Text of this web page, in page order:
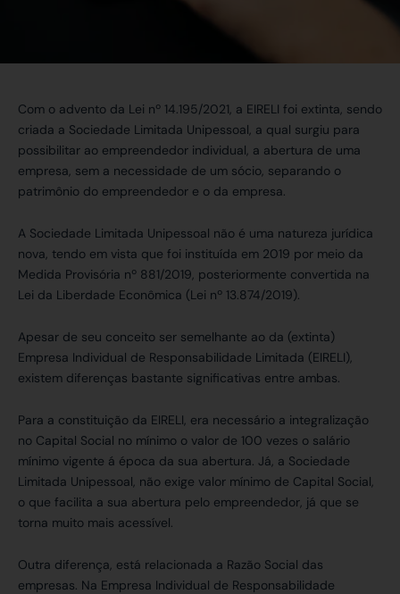
Com o advento da Lei nº 14.195/2021, a EIRELI foi extinta, sendo
criada a Sociedade Limitada Unipessoal, a qual surgiu para
possibilitar ao empreendedor individual, a abertura de uma
empresa, sem a necessidade de um sócio, separando o
patrimônio do empreendedor e o da empresa.
A Sociedade Limitada Unipessoal não é uma natureza jurídica
nova, tendo em vista que foi instituída em 2019 por meio da
Medida Provisória nº 881/2019, posteriormente convertida na
Lei da Liberdade Econômica (Lei nº 13.874/2019).
Apesar de seu conceito ser semelhante ao da (extinta)
Empresa Individual de Responsabilidade Limitada (EIRELI),
existem diferenças bastante significativas entre ambas.
Para a constituição da EIRELI, era necessário a integralização
no Capital Social no mínimo o valor de 100 vezes o salário
mínimo vigente á época da sua abertura. Já, a Sociedade
Limitada Unipessoal, não exige valor mínimo de Capital Social,
o que facilita a sua abertura pelo empreendedor, já que se
torna muito mais acessível.
Outra diferença, está relacionada a Razão Social das
empresas. Na Empresa Individual de Responsabilidade